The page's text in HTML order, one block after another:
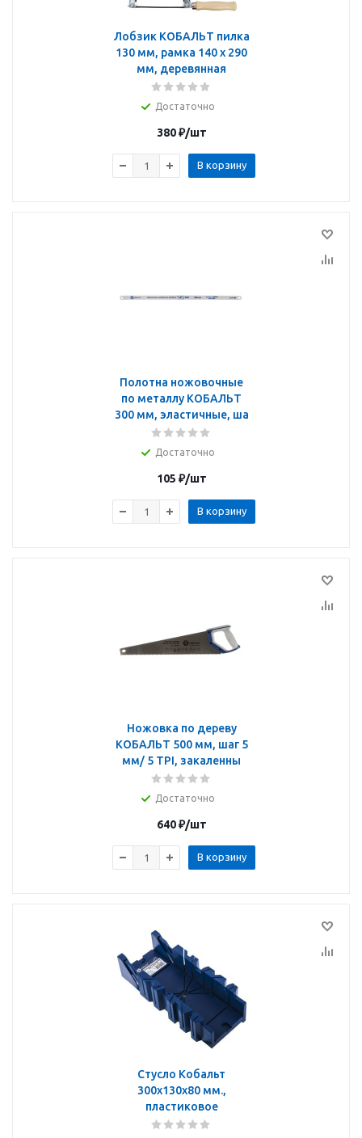
Лобзик КОБАЛЬТ пилка
130 мм, рамка 140 х 290
мм, деревянная
Достаточно
380₽/шт
В корзину
Полотна ножовочные
по металлу КОБАЛЬТ
300 мм, эластичные, ша
Достаточно
105 ₽/шт
В корзину
Ножовка по дереву
КОБАЛЬТ 500 мм, шаг 5
мм/ 5 TPI, закаленны
Достаточно
640₽/шт
В корзину
Стусло Кобальт
300x130х80 мм.,
пластиковое